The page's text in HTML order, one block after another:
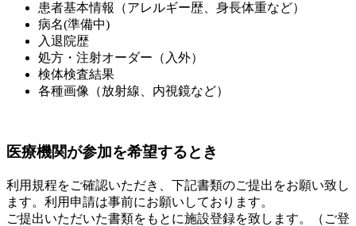
患者基本情報（アレルギー歴、身長体重など）
病名(準備中)
入退院歴
処方・注射オーダー（入外）
検体検査結果
各種画像（放射線、内視鏡など）
医療機関が参加を希望するとき
利用規程をご確認いただき、下記書類のご提出をお願い致し
ます。利用申請は事前にお願いしております。
ご提出いただいた書類をもとに施設登録を致します。（ご登